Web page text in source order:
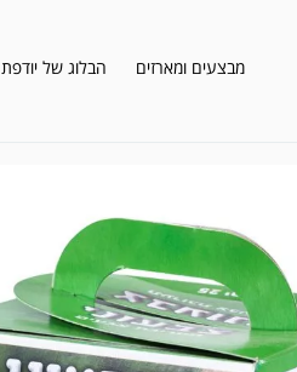
מבצעים ומארזים הבלוג של יודפת